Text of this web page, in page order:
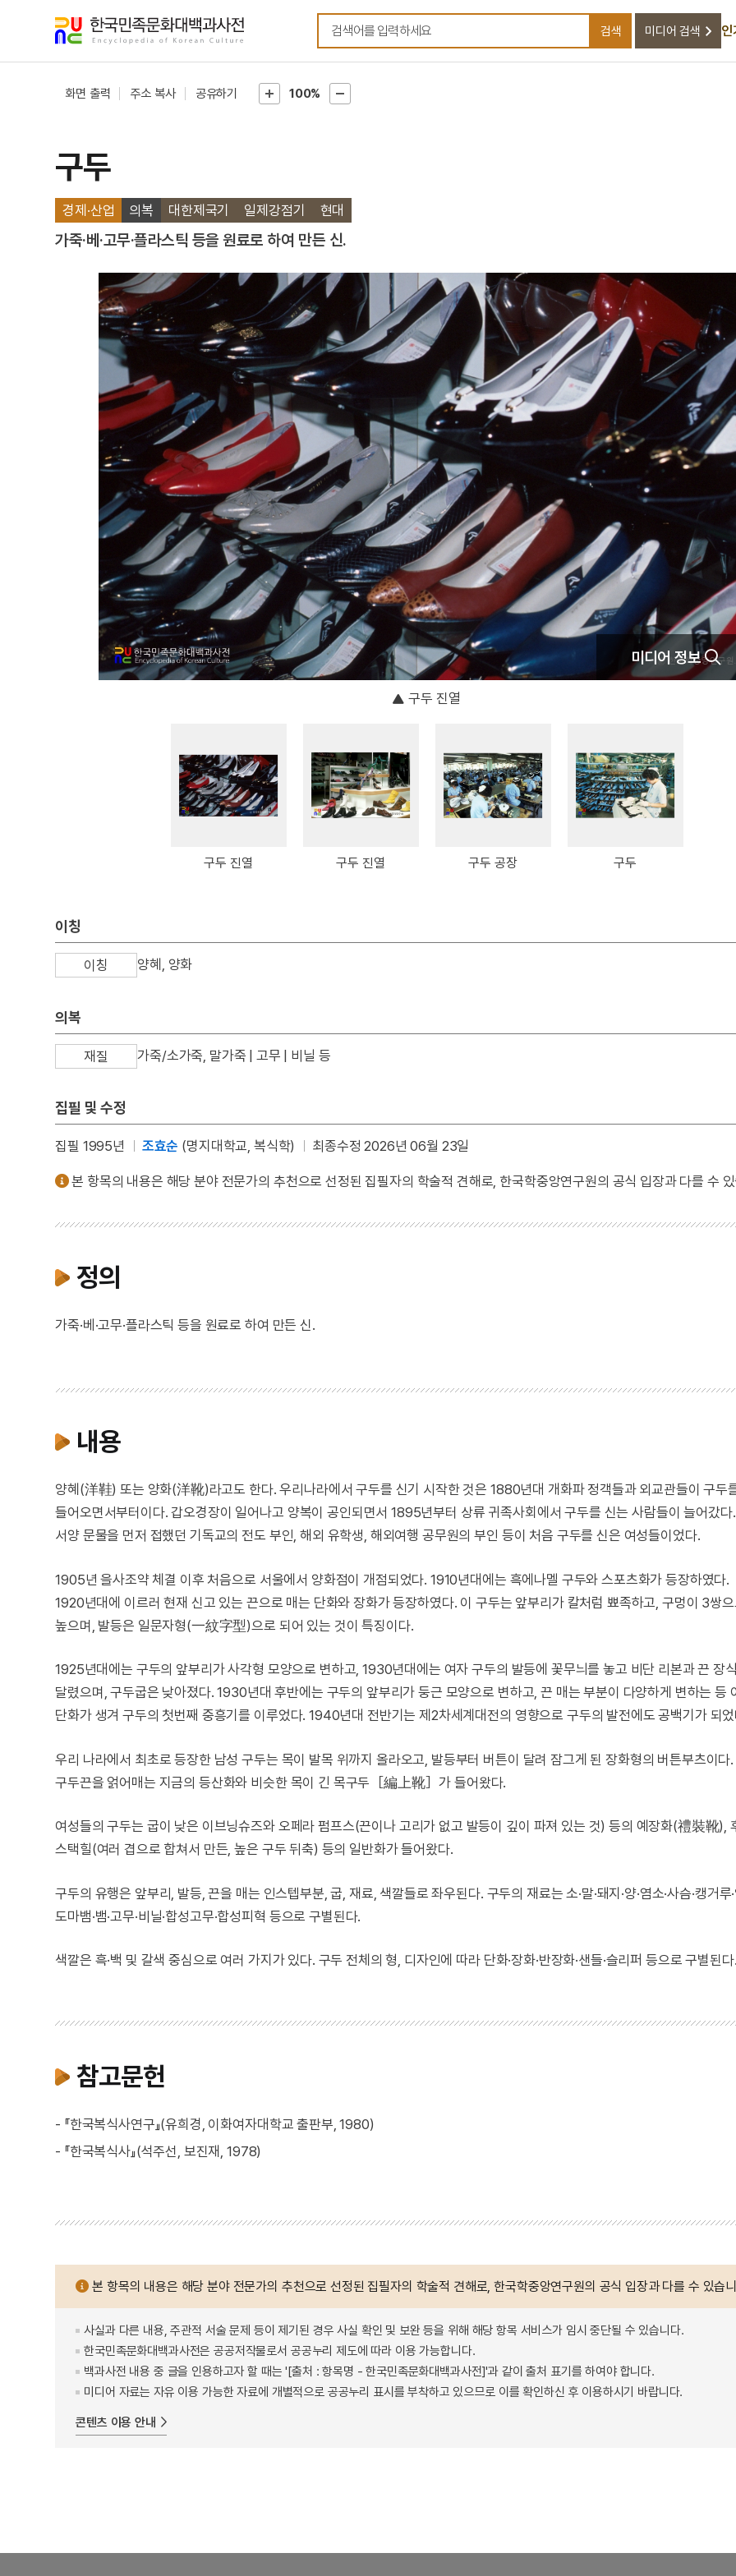
검색어를 입력하세요
검색 미디어 검색 인
화면 출력 주소 복사 공유하기 100%
구두
경제·산업 의복 대한제국기 일제강점기 현대
가죽·베·고무·플라스틱 등을 원료로 하여 만든 신.
미디어 정보
구두 진열
구두 진열 구두 진열 구두 공장 구두
이칭
이칭 양혜, 양화
의복
재질 가죽/소가죽, 말가죽 | 고무 | 비닐 등
집필 및 수정
집필 1995년 조효순 (명지대학교, 복식학) 최종수정 2026년 06월 23일
본 항목의 내용은 해당 분야 전문가의 추천으로 선정된 집필자의 학술적 견해로, 한국학중앙연구원의 공식 입장과 다를 수
정의
가죽·베·고무·플라스틱 등을 원료로 하여 만든 신.
내용
양혜(洋鞋) 또는 양화(洋靴)라고도 한다. 우리나라에서 구두를 신기 시작한 것은 1880년대 개화파 정객들과 외교관들이 구두
들어오면서부터이다. 갑오경장이 일어나고 양복이 공인되면서 1895년부터 상류 귀족사회에서 구두를 신는 사람들이 늘어갔다
서양 문물을 먼저 접했던 기독교의 전도 부인, 해외 유학생, 해외여행 공무원의 부인 등이 처음 구두를 신은 여성들이었다.
1905년 을사조약 체결 이후 처음으로 서울에서 양화점이 개점되었다. 1910년대에는 흑에나멜 구두와 스포츠화가 등장하였다.
1920년대에 이르러 현재 신고 있는 끈으로 매는 단화와 장화가 등장하였다. 이 구두는 앞부리가 칼처럼 뾰족하고, 구멍이 3쌍
높으며, 발등은 일문자형(一紋字型)으로 되어 있는 것이 특징이다.
1925년대에는 구두의 앞부리가 사각형 모양으로 변하고, 1930년대에는 여자 구두의 발등에 꽃무늬를 놓고 비단 리본과 끈 장
달렸으며, 구두굽은 낮아졌다. 1930년대 후반에는 구두의 앞부리가 둥근 모양으로 변하고, 끈 매는 부분이 다양하게 변하는 등
단화가 생겨 구두의 첫번째 중흥기를 이루었다. 1940년대 전반기는 제2차세계대전의 영향으로 구두의 발전에도 공백기가 되
우리 나라에서 최초로 등장한 남성 구두는 목이 발목 위까지 올라오고, 발등부터 버튼이 달려 잠그게 된 장화형의 버튼부츠이다
구두끈을 얽어매는 지금의 등산화와 비슷한 목이 긴 목구두［編上靴］가 들어왔다.
여성들의 구두는 굽이 낮은 이브닝슈즈와 오페라 펌프스(끈이나 고리가 없고 발등이 깊이 파져 있는 것) 등의 예장화(禮裝靴),
스택힐(여러 겹으로 합쳐서 만든, 높은 구두 뒤축) 등의 일반화가 들어왔다.
구두의 유행은 앞부리, 발등, 끈을 매는 인스텝부분, 굽, 재료, 색깔들로 좌우된다. 구두의 재료는 소·말·돼지·양·염소·사슴·캥거루·
도마뱀·뱀·고무·비닐·합성고무·합성피혁 등으로 구별된다.
색깔은 흑·백 및 갈색 중심으로 여러 가지가 있다. 구두 전체의 형, 디자인에 따라 단화·장화·반장화·샌들·슬리퍼 등으로 구별된
참고문헌
- 『한국복식사연구』(유희경, 이화여자대학교 출판부, 1980)
- 『한국복식사』(석주선, 보진재, 1978)
본 항목의 내용은 해당 분야 전문가의 추천으로 선정된 집필자의 학술적 견해로, 한국학중앙연구원의 공식 입장과 다를 수 있습
사실과 다른 내용, 주관적 서술 문제 등이 제기된 경우 사실 확인 및 보완 등을 위해 해당 항목 서비스가 임시 중단될 수 있습니다.
한국민족문화대백과사전은 공공저작물로서 공공누리 제도에 따라 이용 가능합니다.
백과사전 내용 중 글을 인용하고자 할 때는 '[출처 : 항목명 - 한국민족문화대백과사전]'과 같이 출처 표기를 하여야 합니다.
미디어 자료는 자유 이용 가능한 자료에 개별적으로 공공누리 표시를 부착하고 있으므로 이를 확인하신 후 이용하시기 바랍니다.
콘텐츠 이용 안내